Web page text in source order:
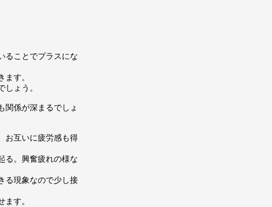
ることでプラスにな
ます。
しょう。
関係が深まるでしょ
お互いに疲労感も得
る。興奮疲れの様な
る現象なので少し接
す。